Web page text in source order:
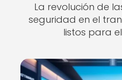
La revolución de
seguridad en el
listos para